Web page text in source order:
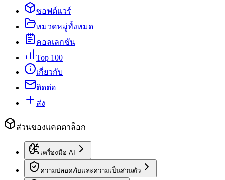
ซอฟต์แวร์
หมวดหมู่ทั้งหมด
คอลเลกชัน
Top 100
เกี่ยวกับ
ติดต่อ
ส่ง
ส่วนของแคตตาล็อก
เครื่องมือ AI
ความปลอดภัยและความเป็นส่วนตัว